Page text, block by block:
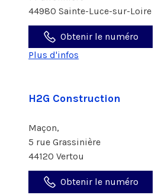
44980 Sainte-Luce-sur-Loire
Obtenir le numéro
Plus d'infos
H2G Construction
Maçon,
5 rue Grassinière
44120 Vertou
Obtenir le numéro